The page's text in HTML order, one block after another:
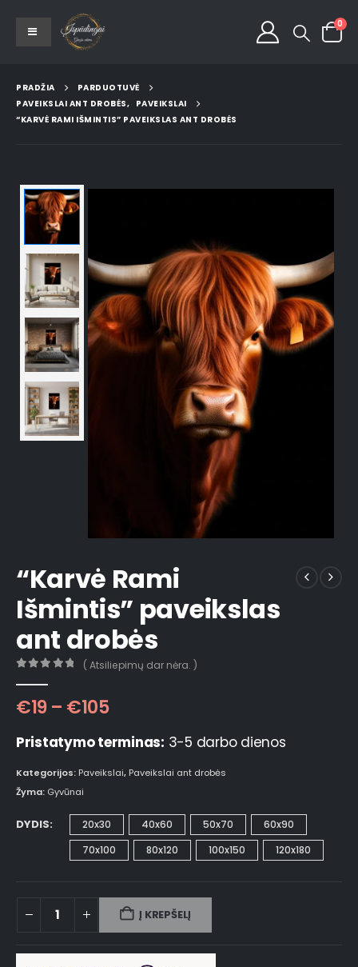
0
PRADŽIA
PARDUOTUVĖ
PAVEIKSLAI ANT DROBĖS, PAVEIKSLAI
“KARVĖ RAMI IŠMINTIS” PAVEIKSLAS ANT DROBĖS
“Karvė Rami
Išmintis” paveikslas
ant drobės
( Atsiliepimų dar nėra. )
€19 – €105
Pristatymo terminas: 3-5 darbo dienos
Kategorijos: Paveikslai, Paveikslai ant drobės
Žyma: Gyvūnai
DYDIS 20x30 40x60 50x70
60x90
70x100
80x120 100x150 120x180
Į KREPŠELĮ